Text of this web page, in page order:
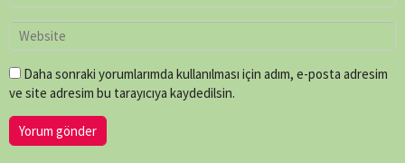
Daha sonraki yorumlarımda kullanılması için adım, e-posta adresim
ve site adresim bu tarayıcıya kaydedilsin.